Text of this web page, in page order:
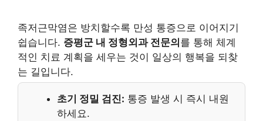
족저근막염은 방치할수록 만성 통증으로 이어지기
쉽습니다. 증평군 내 정형외과 전문의를 통해 체계
적인 치료 계획을 세우는 것이 일상의 행복을 되찾
는 길입니다.
초기 정밀 검진: 통증 발생 시 즉시 내원
하세요.